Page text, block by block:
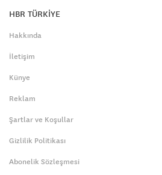
HBR TÜRKİYE
Hakkında
İletişim
Künye
Reklam
Şartlar ve Koşullar
Gizlilik Politikası
Abonelik Sözleşmesi